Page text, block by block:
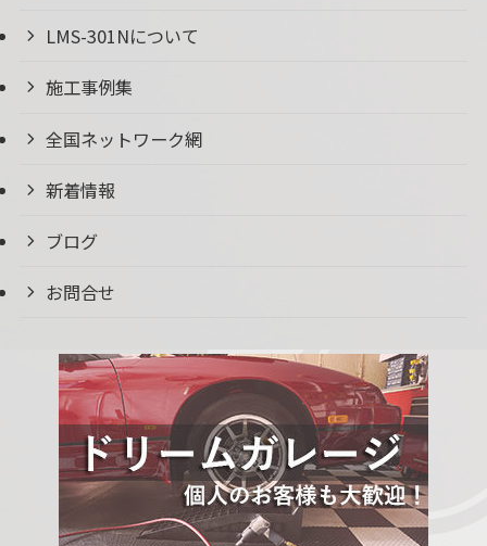
LMS-301Nについて
施工事例集
全国ネットワーク網
新着情報
ブログ
お問合せ